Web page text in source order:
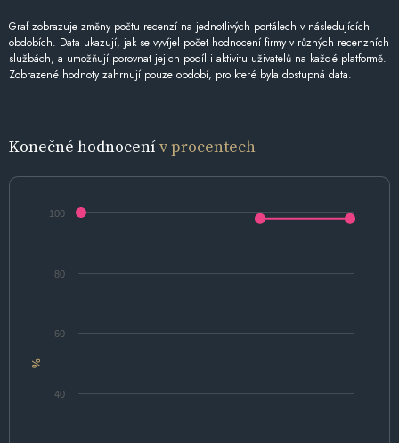
Graf zobrazuje změny počtu recenzí na jednotlivých portálech v následujících
obdobích. Data ukazují, jak se vyvíjel počet hodnocení firmy v různých recenzních
službách, a umožňují porovnat jejich podíl i aktivitu uživatelů na každé platformě.
Zobrazené hodnoty zahrnují pouze období, pro které byla dostupná data.
Konečné hodnocenív procentech
%
40
60
80
100